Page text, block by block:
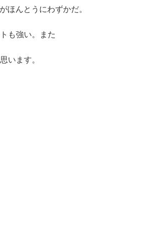
んとうにわずかだ。
も強い。また
います。